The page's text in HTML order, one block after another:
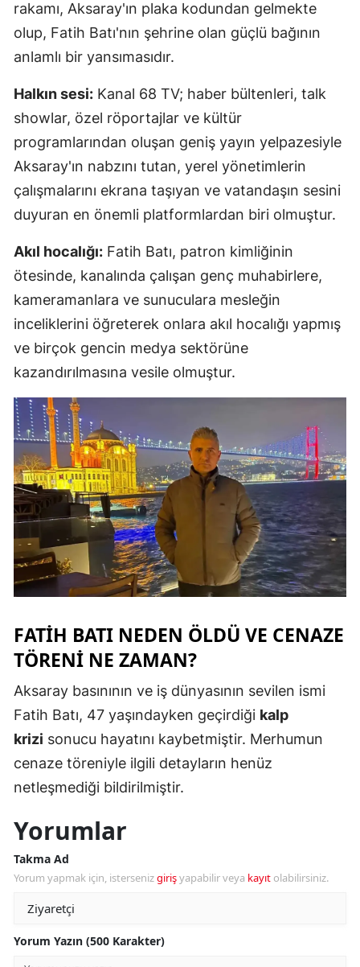
rakamı, Aksaray'ın plaka kodundan gelmekte
olup, Fatih Batı'nın şehrine olan güçlü bağının
anlamlı bir yansımasıdır.
Halkın sesi: Kanal 68 TV; haber bültenleri, talk
showlar, özel röportajlar ve kültür
programlarından oluşan geniş yayın yelpazesiyle
Aksaray'ın nabzını tutan, yerel yönetimlerin
çalışmalarını ekrana taşıyan ve vatandaşın sesini
duyuran en önemli platformlardan biri olmuştur.
Akıl hocalığı: Fatih Batı, patron kimliğinin
ötesinde, kanalında çalışan genç muhabirlere,
kameramanlara ve sunuculara mesleğin
inceliklerini öğreterek onlara akıl hocalığı yapmış
ve birçok gencin medya sektörüne
kazandırılmasına vesile olmuştur.
FATIH BATI NEDEN ÖLDÜ VE CENAZE
TÖRENI NE ZAMAN?
Aksaray basınının ve iş dünyasının sevilen ismi
Fatih Batı, 47 yaşındayken geçirdiği kalp
krizi sonucu hayatını kaybetmiştir. Merhumun
cenaze töreniyle ilgili detayların henüz
netleşmediği bildirilmiştir.
Yorumlar
Takma Ad
Yorum yapmak için, istersenizgirişyapabilir veya kayıt olabilirsiniz.
Yorum Yazın (500 Karakter)